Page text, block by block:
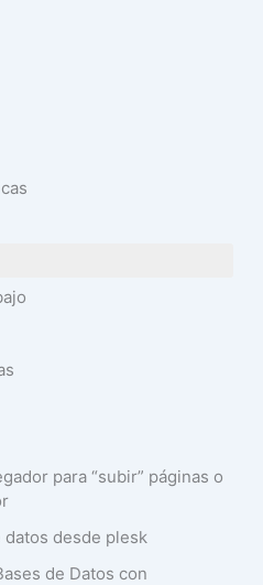
para “subir” páginas o
desde plesk
de Datos con